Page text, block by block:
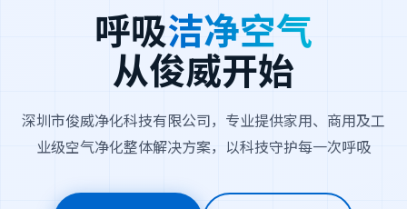
呼吸洁净空气
从俊威开始
深圳市俊威净化科技有限公司，专业提供家用、商用及工
业级空气净化整体解决方案，以科技守护每一次呼吸